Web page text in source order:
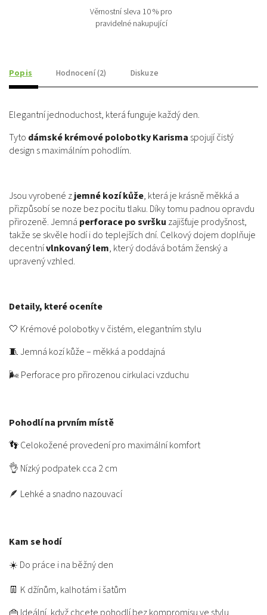
Věrnostní sleva 10 % pro
pravidelné nakupující
Popis Hodnocení (2) Diskuze
Elegantní jednoduchost, která funguje každý den.
Tyto dámské krémové polobotky Karisma spojují čistý
design s maximálním pohodlím.
Jsou vyrobené zjemné kozí kůže, která je krásně měkká a
přizpůsobí se noze bez pocitu tlaku. Díky tomu padnou opravdu
přirozeně. Jemná perforace po svršku zajišťuje prodyšnost,
takže se skvěle hodí i do teplejších dní. Celkový dojem doplňuje
decentnívlnkovaný lem, který dodává botám ženský a
upravený vzhled.
Detaily, které oceníte
🤍 Krémové polobotky v čistém, elegantním stylu
🧵 Jemná kozí kůže – měkká a poddajná
🌬️ Perforace pro přirozenou cirkulaci vzduchu
Pohodlí na prvním místě
👣 Celokožené provedení pro maximální komfort
👌 Nízký podpatek cca 2 cm
🪶 Lehké a snadno nazouvací
Kam se hodí
☀️ Do práce i na běžný den
👖 K džínům, kalhotám i šatům